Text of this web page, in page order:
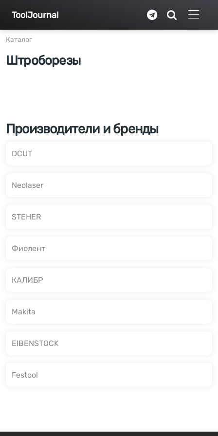
ToolJournal
Каталог
Штроборезы
Производители и бренды
DCUT
Neolaser
STEHER
Фиолент
КАЛИБР
Makita
EIBENSTOCK
Festool